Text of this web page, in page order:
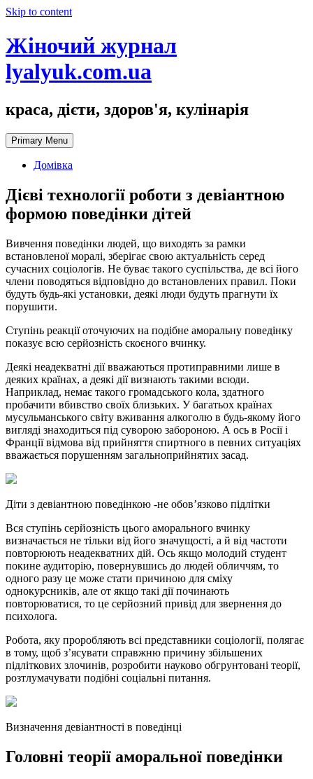
Skip to content
Жіночий журнал
lyalyuk.com.ua
краса, дієти, здоров'я, кулінарія
Primary Menu
Домівка
Дієві технології роботи з девіантною
формою поведінки дітей
Вивчення поведінки людей, що виходять за рамки
встановленої моралі, зберігає свою актуальність серед
сучасних соціологів. Не буває такого суспільства, де всі його
члени поводяться відповідно до встановлених правил. Поки
будуть будь-які установки, деякі люди будуть прагнути їх
порушити.
Ступінь реакції оточуючих на подібне аморальну поведінку
показує всю серйозність скоєного вчинку.
Деякі неадекватні дії вважаються протиправними лише в
деяких країнах, а деякі дії визнають такими всюди.
Наприклад, немає такого громадського кола, здатного
пробачити вбивство своїх близьких. У багатьох країнах
мусульманського світу вживання алкоголю в будь-якому його
вигляді знаходиться під суворою забороною. А ось в Росії і
Франції відмова від прийняття спиртного в певних ситуаціях
вважається порушенням загальноприйнятих засад.
Діти з девіантною поведінкою -не обов’язково підлітки
Вся ступінь серйозність цього аморального вчинку
визначається не тільки від його значущості, а й від частоти
повторюють неадекватних дій. Ось якщо молодий студент
покине аудиторію, повернувшись до людей обличчям, то
одного разу це може стати причиною для сміху
однокурсників, але от якщо такі дії починають
повторюватися, то це серйозний привід для звернення до
психолога.
Робота, яку проробляють всі представники соціології, полягає
в тому, щоб з’ясувати справжню причину збільшених
підліткових злочинів, розробити науково обгрунтовані теорії,
розтлумачувати подібні соціальні питання.
Визначення девіантності в поведінці
Головні теорії аморальної поведінки